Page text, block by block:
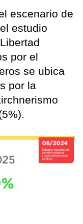
escenario de
estudio
por el
se ubica
por la